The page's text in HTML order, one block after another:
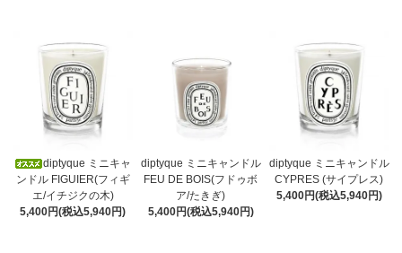
diptyque ミニキャ
ンドル FIGUIER(フィギ
エ/イチジクの木)
5,400円(税込5,940円)
diptyque ミニキャンドル
FEU DE BOIS(フドゥボ
ア/たきぎ)
5,400円(税込5,940円)
diptyque ミニキャンドル
CYPRES (サイプレス)
5,400円(税込5,940円)